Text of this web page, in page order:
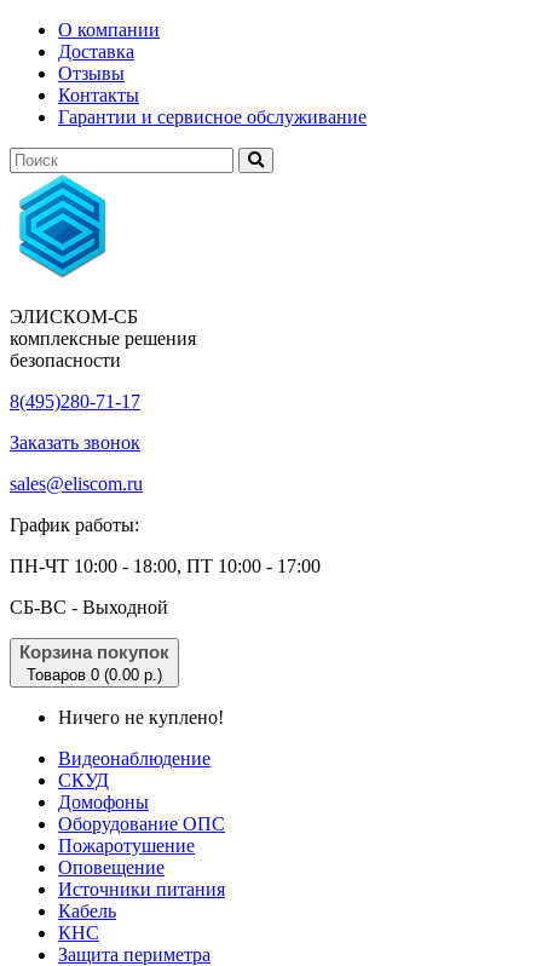
О компании
Доставка
Отзывы
Контакты
Гарантии и сервисное обслуживание
ЭЛИСКОМ-СБ
комплексные решения
безопасности
8(495)280-71-17
Заказать звонок
sales@eliscom.ru
График работы:
ПН-ЧТ 10:00 - 18:00, ПТ 10:00 - 17:00
CБ-ВС - Выходной
Корзина покупок
Товаров 0 (0.00 р.)
Ничего не куплено!
Видеонаблюдение
СКУД
Домофоны
Оборудование ОПС
Пожаротушение
Оповещение
Источники питания
Кабель
КНС
Защита периметра